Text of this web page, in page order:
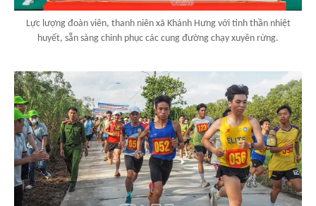
Lực lượng đoàn viên, thanh niên xã Khánh Hưng với tinh thần nhiệt
huyết, sẵn sàng chinh phục các cung đường chạy xuyên rừng.